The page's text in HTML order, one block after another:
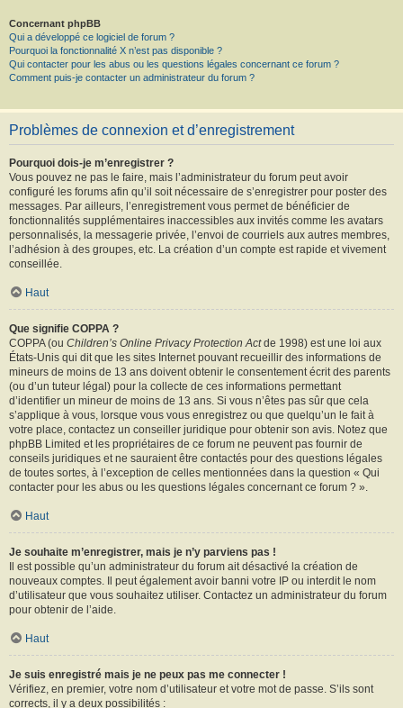
Concernant phpBB
Qui a développé ce logiciel de forum ?
Pourquoi la fonctionnalité X n’est pas disponible ?
Qui contacter pour les abus ou les questions légales concernant ce forum ?
Comment puis-je contacter un administrateur du forum ?
Problèmes de connexion et d’enregistrement
Pourquoi dois-je m’enregistrer ?
Vous pouvez ne pas le faire, mais l’administrateur du forum peut avoir
configuré les forums afin qu’il soit nécessaire de s’enregistrer pour poster des
messages. Par ailleurs, l’enregistrement vous permet de bénéficier de
fonctionnalités supplémentaires inaccessibles aux invités comme les avatars
personnalisés, la messagerie privée, l’envoi de courriels aux autres membres,
l’adhésion à des groupes, etc. La création d’un compte est rapide et vivement
conseillée.
Haut
Que signifie COPPA ?
COPPA (ou Children’s Online Privacy Protection Actde 1998) est une loi aux
États-Unis qui dit que les sites Internet pouvant recueillir des informations de
mineurs de moins de 13 ans doivent obtenir le consentement écrit des parents
(ou d’un tuteur légal) pour la collecte de ces informations permettant
d’identifier un mineur de moins de 13 ans. Si vous n’êtes pas sûr que cela
s’applique à vous, lorsque vous vous enregistrez ou que quelqu’un le fait à
votre place, contactez un conseiller juridique pour obtenir son avis. Notez que
phpBB Limited et les propriétaires de ce forum ne peuvent pas fournir de
conseils juridiques et ne sauraient être contactés pour des questions légales
de toutes sortes, à l’exception de celles mentionnées dans la question « Qui
contacter pour les abus ou les questions légales concernant ce forum ? ».
Haut
Je souhaite m’enregistrer, mais je n’y parviens pas !
Il est possible qu’un administrateur du forum ait désactivé la création de
nouveaux comptes. Il peut également avoir banni votre IP ou interdit le nom
d’utilisateur que vous souhaitez utiliser. Contactez un administrateur du forum
pour obtenir de l’aide.
Haut
Je suis enregistré mais je ne peux pas me connecter !
Vérifiez, en premier, votre nom d’utilisateur et votre mot de passe. S’ils sont
corrects, il y a deux possibilités :